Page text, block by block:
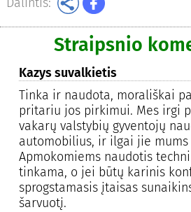
Straipsnio
Kazys suvalkietis
Tinka ir naudota, morališkai
pritariu jos pirkimui. Mes irgi
vakarų valstybių gyventojų
automobilius, ir ilgai jie
Apmokomiems naudotis
tinkama, o jei būtų karinis
sprogstamasis įtaisas
šarvuotį.